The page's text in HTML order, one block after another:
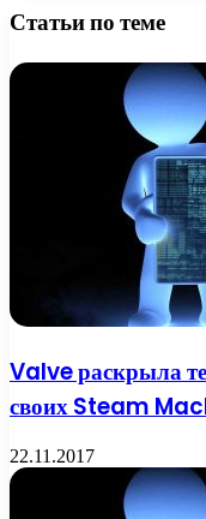
Статьи по теме
Valve раскрыла
своих Steam
22.11.2017